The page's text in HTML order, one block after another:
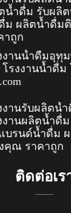
น้ำดื่ม รับผลิ
ม ผลิตน้ำดื่ม
าถูก
งานน้ำดื่มอุทุ
รงงานน้ำดื่ม
งานรับผลิตน้ำ
งานผลิตน้ำดื่
บรนด์น้ำดื่ม
คุณ ราคาถูก
ติดต่อเร